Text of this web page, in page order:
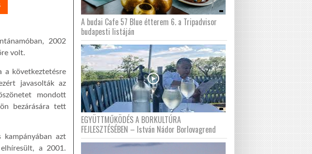
2002
volt.
a következtetésre
javasolták az
mondott
bezárására tett
azt
a 2001.
A budai Cafe 57 Blue étterem 6. a Tripadvisor
budapesti listáján
EGYÜTTMŰKÖDÉS A BORKULTÚRA
FEJLESZTÉSÉBEN – István Nádor Borlovagrend